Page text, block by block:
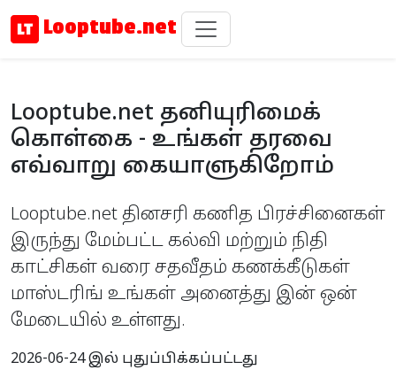
Looptube.net
Looptube.net தனியுரிமைக்
கொள்கை - உங்கள் தரவை
எவ்வாறு கையாளுகிறோம்
Looptube.net தினசரி கணித பிரச்சினைகள்
இருந்து மேம்பட்ட கல்வி மற்றும் நிதி
காட்சிகள் வரை சதவீதம் கணக்கீடுகள்
மாஸ்டரிங் உங்கள் அனைத்து இன் ஒன்
மேடையில் உள்ளது.
2026-06-24 இல் புதுப்பிக்கப்பட்டது